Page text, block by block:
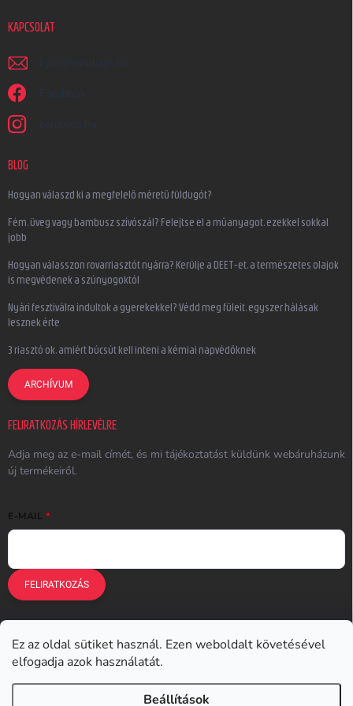
Ez az oldal sütiket használ. Ezen weboldalt követésével
elfogadja azok használatát.
Beállítások
KAPCSOLAT
irjon @ earplugs.hu
Facebook
earplugs.hu
BLOG
Hogyan válaszd ki a megfelelő méretű füldugót?
Fém, üveg vagy bambusz szívószál? Felejtse el a műanyagot, ezekkel sokkal
jobb
Hogyan válasszon rovarriasztót nyárra? Kerülje a DEET-et, a természetes olajok
is megvédenek a szúnyogoktól
Nyári fesztiválra indultok a gyerekekkel? Védd meg füleit, egyszer hálásak
lesznek érte
3 riasztó ok, amiért búcsút kell inteni a kémiai napvédőknek
ARCHÍVUM
FELIRATKOZÁS HÍRLEVÉLRE
Adja meg az e-mail címét, és mi tájékoztatást küldünk webáruházunk
új termékeiről.
E-MAIL
FELIRATKOZÁS
Earplugs.cz Earplugs.sk
Earplugs.at Earplugs.ro Lunesto.cz